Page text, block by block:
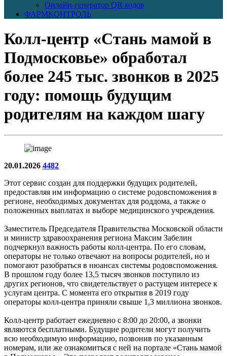
Онлайн-генератор QR кодов
ФАРМКОНТРОЛЬ
Колл-центр «Стань мамой в
Подмосковье» обработал
более 245 тыс. звонков в 2025
году: помощь будущим
родителям на каждом шагу
20.01.2026 4482
Этот сервис создан для поддержки будущих родителей,
предоставляя им информацию о системе родовспоможения в
регионе, необходимых документах для роддома, а также о
положенных выплатах и выборе медицинского учреждения.
Заместитель Председателя Правительства Московской области
и министр здравоохранения региона Максим Забелин
подчеркнул важность работы колл-центра. По его словам,
операторы не только отвечают на вопросы родителей, но и
помогают разобраться в нюансах системы родовспоможения.
В прошлом году более 13,5 тысяч звонков поступило из
других регионов, что свидетельствует о растущем интересе к
услугам центра. С момента его открытия в 2019 году
операторы колл-центра приняли свыше 1,3 миллиона звонков.
Колл-центр работает ежедневно с 8:00 до 20:00, а звонки
являются бесплатными. Будущие родители могут получить
всю необходимую информацию, позвонив по указанным
номерам, или же ознакомиться с ней на портале «Стань мамой